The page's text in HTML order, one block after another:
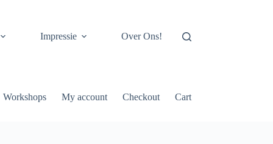
Impressie Over Ons!
Workshops My account Checkout Cart